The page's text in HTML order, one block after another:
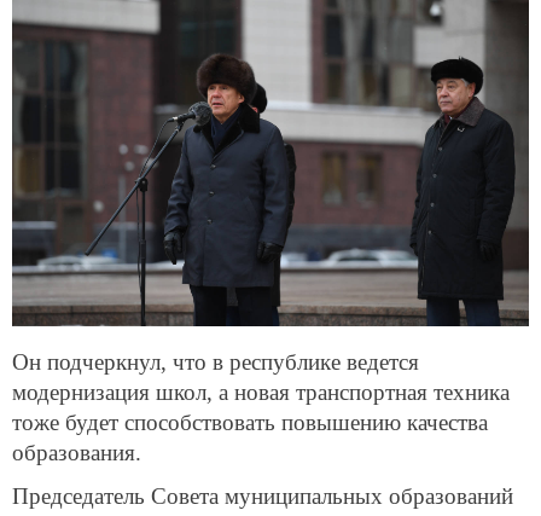
Он подчеркнул, что в республике ведется
модернизация школ, а новая транспортная техника
тоже будет способствовать повышению качества
образования.
Председатель Совета муниципальных образований